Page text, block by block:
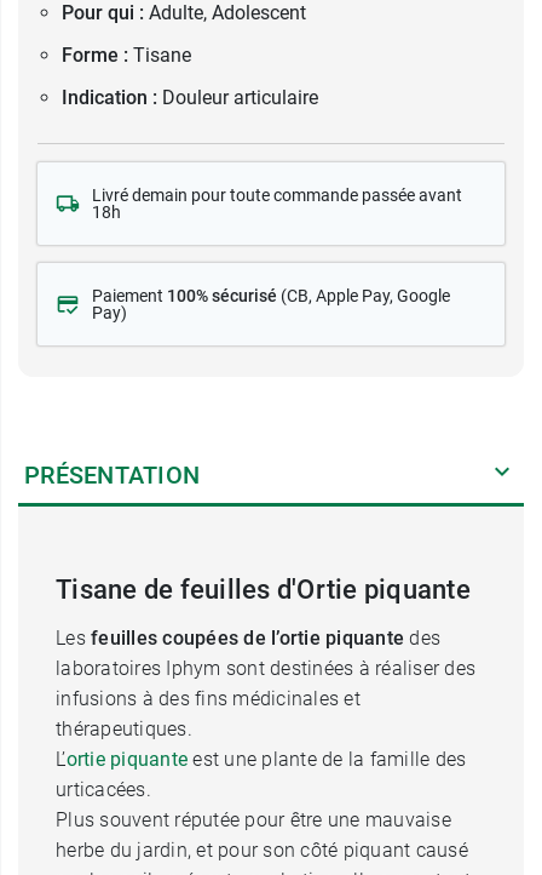
Pour qui : Adulte, Adolescent
Forme : Tisane
Indication : Douleur articulaire
Livré demain pour toute commande passée avant
18h
Paiement 100% sécurisé (CB, Apple Pay, Google
Pay)
PRÉSENTATION
Tisane de feuilles d'Ortie piquante
Les feuilles coupées de l’ortie piquante des
laboratoires Iphym sont destinées à réaliser des
infusions à des fins médicinales et
thérapeutiques.
L’ortie piquante est une plante de la famille des
urticacées.
Plus souvent réputée pour être une mauvaise
herbe du jardin, et pour son côté piquant causé